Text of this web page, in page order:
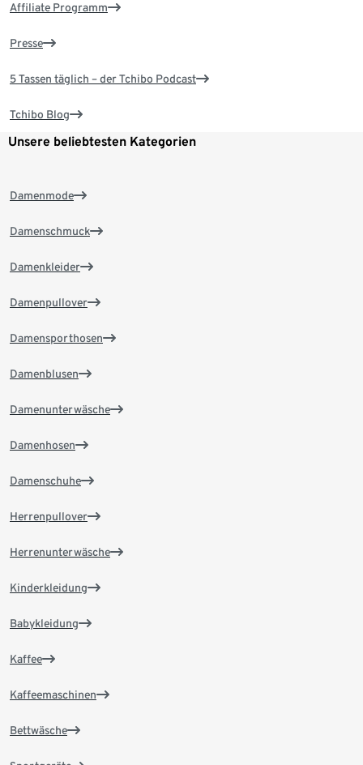
Affiliate Programm
Presse
5 Tassen täglich – der Tchibo Podcast
Tchibo Blog
Unsere beliebtesten Kategorien
Damenmode
Damenschmuck
Damenkleider
Damenpullover
Damensporthosen
Damenblusen
Damenunterwäsche
Damenhosen
Damenschuhe
Herrenpullover
Herrenunterwäsche
Kinderkleidung
Babykleidung
Kaffee
Kaffeemaschinen
Bettwäsche